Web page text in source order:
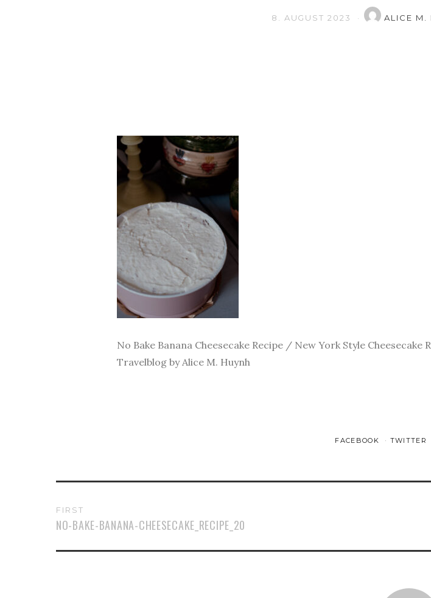
8. AUGUST 2023 ALICE M.
No Bake Banana Cheesecake Recipe / New York Style
Travelblog by Alice M. Huynh
FACEBOOK TWITTER
FIRST
NO-BAKE-BANANA-CHEESECAKE_RECIPE_20